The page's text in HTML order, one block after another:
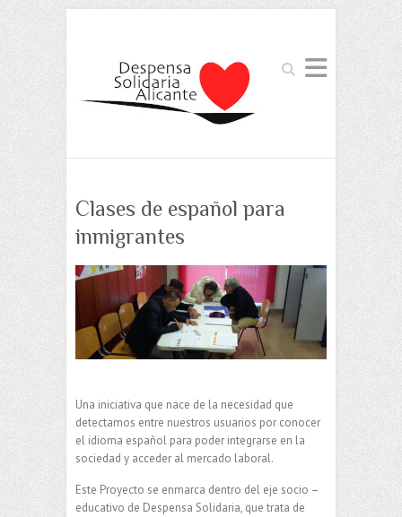
Buscar
Clases de español para
inmigrantes
Una iniciativa que nace de la necesidad que
detectamos entre nuestros usuarios por conocer
el idioma español para poder integrarse en la
sociedad y acceder al mercado laboral.
Este Proyecto se enmarca dentro del eje socio –
educativo de Despensa Solidaria, que trata de